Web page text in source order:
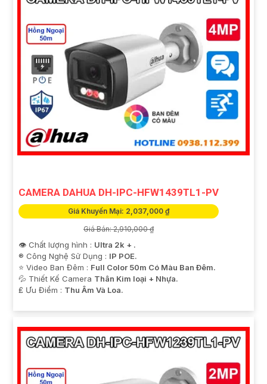
CAMERA DAHUA DH-IPC-HFW1439TL1-PV
Giá Khuyến Mại: 2,037,000 ₫
Giá Bán: 2,910,000 ₫
👁 Chất lượng hình : Ultra 2k + .
®️ Công Nghệ Sử Dụng : IP POE.
⭐ Video Ban Đêm : Full Color 50m Có Màu Ban Ðêm.
💦 Thiết Kế Camera Thân Kim loại + Nhựa.
️₤ Ưu Điểm : Thu Âm Và Loa.